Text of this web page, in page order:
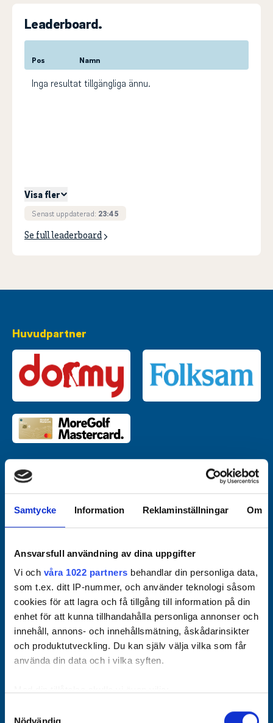
Samtycke Information Reklaminställningar Om
Ansvarsfull användning av dina uppgifter
Vi och våra 1022 partners behandlar din personliga data,
som t.ex. ditt IP-nummer, och använder teknologi såsom
cookies för att lagra och få tillgång till information på din
enhet för att kunna tillhandahålla personliga annonser och
innehåll, annons- och innehållsmätning, åskådarinsikter
och produktutveckling. Du kan själv välja vilka som får
använda din data och i vilka syften.
Nödvändig
Leaderboard.
Pos Namn
Inga resultat tillgängliga ännu.
Visa fler
Senast uppdaterad: 23:45
Se full leaderboard
Huvudpartner
Officiella partners